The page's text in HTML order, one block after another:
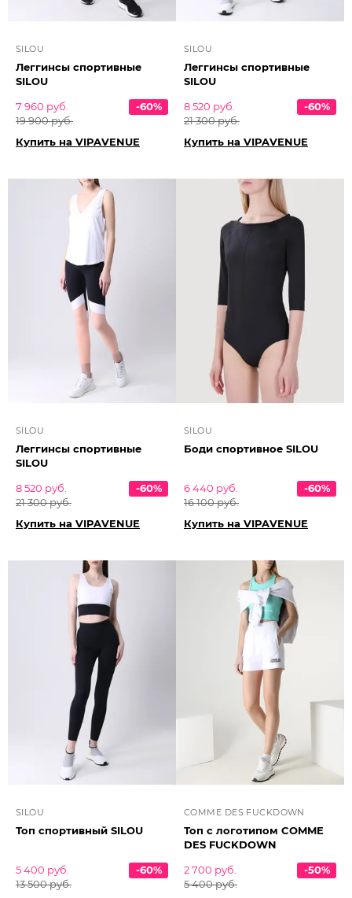
SILOU
Леггинсы спортивные
SILOU
7 960 руб.
19 900 руб.
-60%
Купить на VIPAVENUE
SILOU
Леггинсы спортивные
SILOU
8 520 руб.
21 300 руб.
-60%
Купить на VIPAVENUE
SILOU
Леггинсы спортивные
SILOU
8 520 руб.
21 300 руб.
-60%
Купить на VIPAVENUE
SILOU
Боди спортивное SILOU
6 440 руб.
16 100 руб.
-60%
Купить на VIPAVENUE
SILOU
Топ спортивный SILOU
5 400 руб.
13 500 руб.
-60%
COMME DES FUCKDOWN
Топ с логотипом COMME
DES FUCKDOWN
2 700 руб.
5 400 руб.
-50%